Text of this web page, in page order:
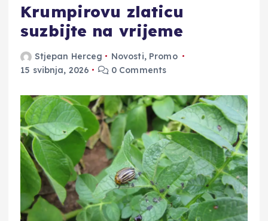
Krumpirovu zlaticu
suzbijte na vrijeme
Stjepan Herceg Novosti, Promo
15 svibnja, 2026
0 Comments